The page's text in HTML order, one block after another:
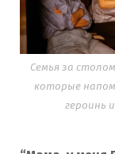
Семья за
которые
героинь